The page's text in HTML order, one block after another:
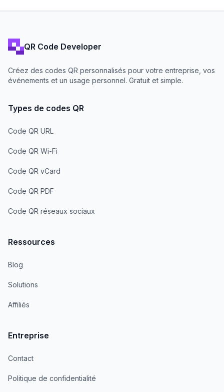
QR Code Developer
Créez des codes QR personnalisés pour votre entreprise, vos
événements et un usage personnel. Gratuit et simple.
Types de codes QR
Code QR URL
Code QR Wi-Fi
Code QR vCard
Code QR PDF
Code QR réseaux sociaux
Ressources
Blog
Solutions
Affiliés
Entreprise
Contact
Politique de confidentialité